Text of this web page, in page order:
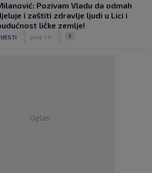
Pozivam Vladu da odmah
i zaštiti zdravlje ljudi u Lici i
ličke zemlje!
prije 1 h 5
Oglas